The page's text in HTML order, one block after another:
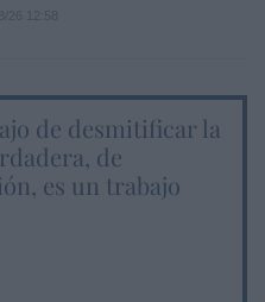
de desmitificar la
de
es un trabajo